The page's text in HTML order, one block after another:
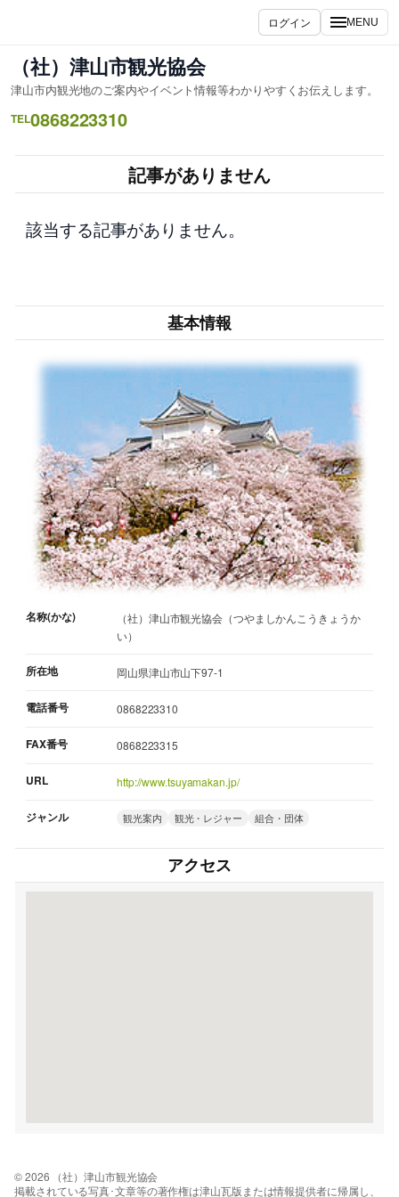
キ
ッ
ログイン MENU
（社）津山市観光協会
津山市内観光地のご案内やイベント情報等わかりやすくお伝えします。
TEL0868223310
記事がありません
該当する記事がありません。
基本情報
名称(かな)
（社）津山市観光協会（つやましかんこうきょうか
い）
所在地 岡山県津山市山下97-1
電話番号 0868223310
FAX番号 0868223315
URL http://www.tsuyamakan.jp/
ジャンル 観光案内 観光・レジャー 組合・団体
アクセス
© 2026 （社）津山市観光協会
掲載されている写真･文章等の著作権は津山瓦版または情報提供者に帰属し、